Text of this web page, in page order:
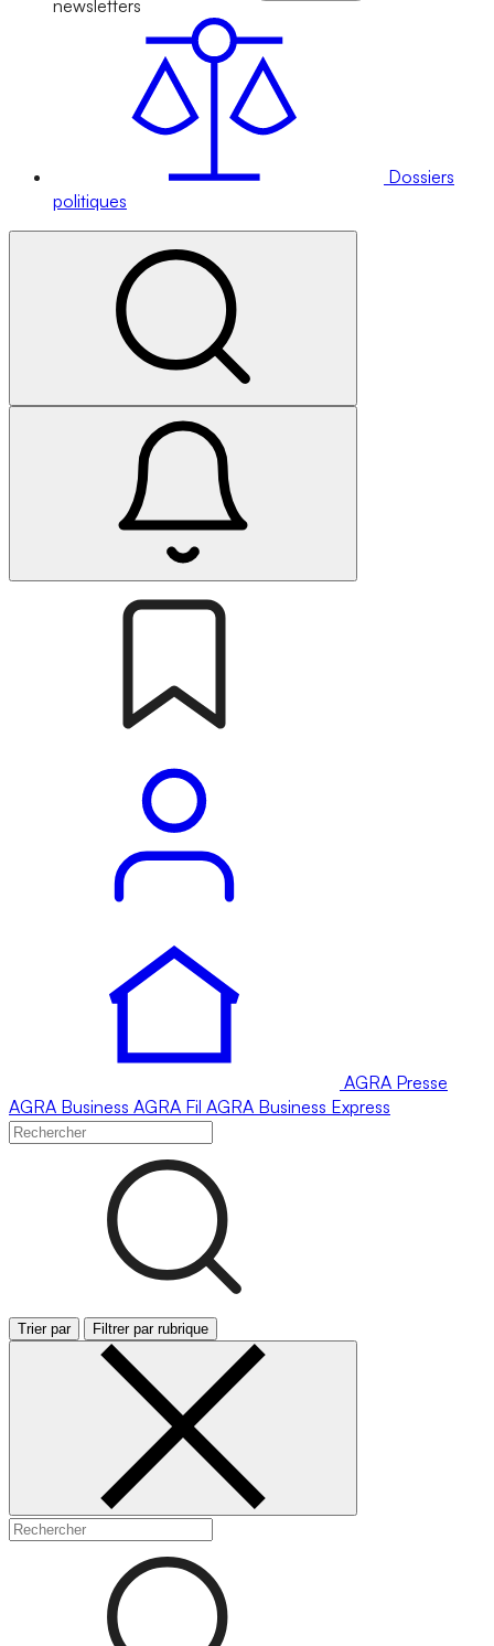
newsletters
Dossiers
politiques
AGRA Presse
AGRA Business AGRA Fil AGRA Business Express
Trier par Filtrer par rubrique